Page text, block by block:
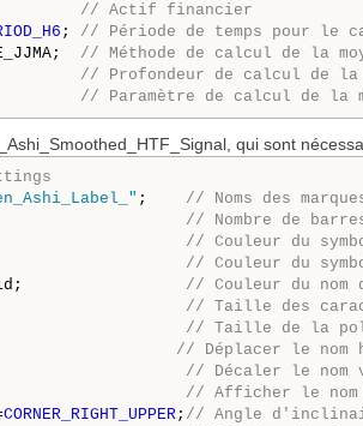
// Actif financier
; // Période de temps pour le
// Méthode de calcul de la
// Profondeur de calcul de la
// Paramètre de calcul de la
qui sont
; // Noms des
// Nombre de
// Couleur du
// Couleur du
// Couleur du
// Taille des
// Taille de la
// Déplacer le nom
// Décaler le nom
// Afficher le
CORNER_RIGHT_UPPER; // Angle